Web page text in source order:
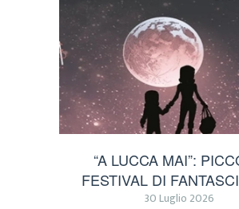
“A LUCCA MAI”:
FESTIVAL DI
30 Luglio 2026